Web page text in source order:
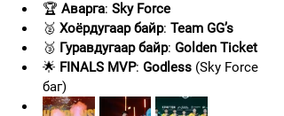
🏆 Аварга: Sky Force
🥈 Хоёрдугаар байр: Team GG’s
🥉 Гуравдугаар байр: Golden Ticket
🌟 FINALS MVP: Godless (Sky Force
баг)